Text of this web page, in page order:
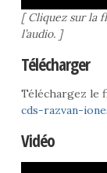
Player
[ Cliquez sur la
l’audio. ]
Télécharger
Téléchargez le
cds-razvan-
Vidéo